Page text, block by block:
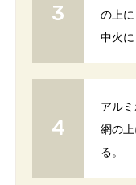
の上
中火に
アル
網の
る。